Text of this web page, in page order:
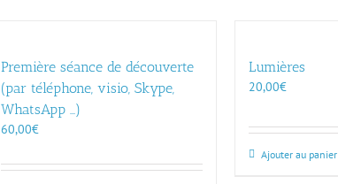
Première séance de découverte
(par téléphone, visio, Skype,
WhatsApp …)
60,00€
Lumières
20,00€
Ajouter au panier